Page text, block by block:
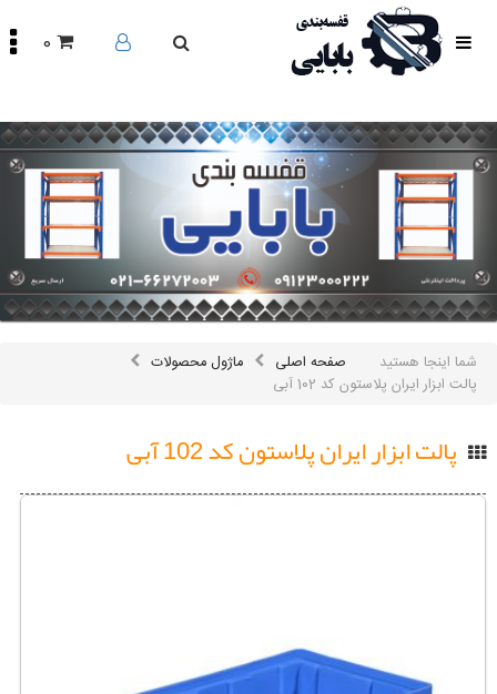
محصولات
مقالات
درباره
تماس
باما
اینستاگرام
سایر
لینک
ها
0
شما اینجا هستید صفحه اصلی
ماژول محصولات
پالت ابزار ایران پلاستون کد 102 آبی
پالت ابزار ایران پلاستون کد 102 آبی